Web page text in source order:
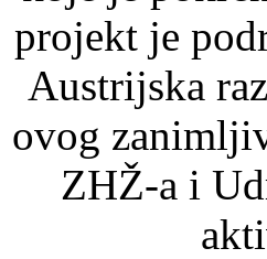
projekt je
Austrijska
ovog
ZHŽ-a i